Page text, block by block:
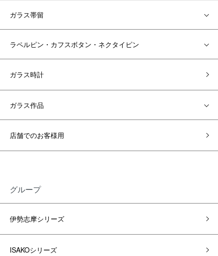
ガラス帯留
ラペルピン・カフスボタン・ネクタイピン
ガラス時計
ガラス作品
店舗でのお客様用
グループ
伊勢志摩シリーズ
ISAKOシリーズ